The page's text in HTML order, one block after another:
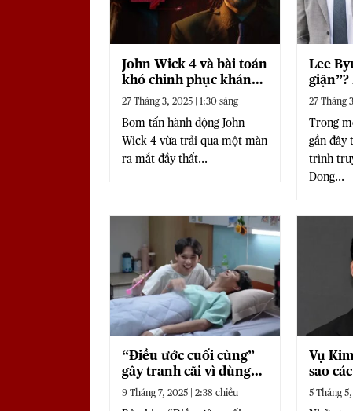
John Wick 4 và bài toán
khó chinh phục khán
giả Trung Quốc
27 Tháng 3, 2025 | 1:30 sáng
Bom tấn hành động John
Wick 4 vừa trải qua một màn
ra mắt đầy thất...
Lee
giận”?
Kwon
trên
27 Tháng
Trong
gần đây
trình
Dong...
“Điều ước cuối cùng”
gây tranh cãi vì dùng
chi tiết 18+ làm miếng
9 Tháng 7, 2025 | 2:38 chiều
Vụ
sao
tay’
thường?
5 Tháng